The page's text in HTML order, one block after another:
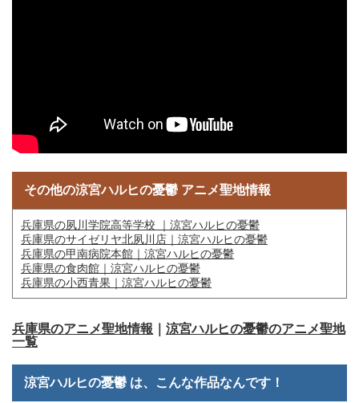
その他の涼宮ハルヒの憂鬱 アニメ聖地情報
兵庫県の夙川学院高等学校 ｜涼宮ハルヒの憂鬱
兵庫県のサイゼリヤ北夙川店｜涼宮ハルヒの憂鬱
兵庫県の甲南病院本館｜涼宮ハルヒの憂鬱
兵庫県の食肉館｜涼宮ハルヒの憂鬱
兵庫県の小西青果｜涼宮ハルヒの憂鬱
兵庫県のアニメ聖地情報
涼宮ハルヒの憂鬱のアニメ聖地
一覧
涼宮ハルヒの憂鬱 は、こんな作品なんです！